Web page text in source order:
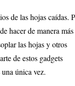
de las hojas caídas.
hacer de manera más
las hojas y otros
de estos gadgets
única vez.